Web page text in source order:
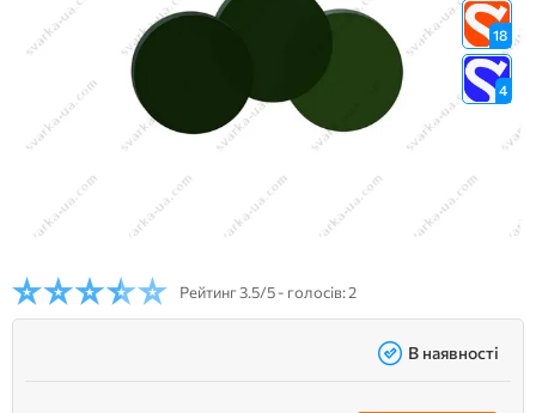
18
4
Рейтинг3.5/5 - голосів: 2
В наявності